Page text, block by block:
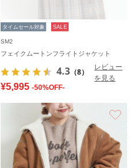
タイムセール対象 SALE
SM2
フェイクムートンフライトジャケット
4.3 （8）
レビュー
を見る
¥5,995 -50%OFF-